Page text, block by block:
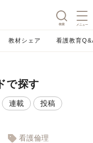
検索 メニュー
教材シェア 看護教育
で探す
連載
投稿
看護倫理